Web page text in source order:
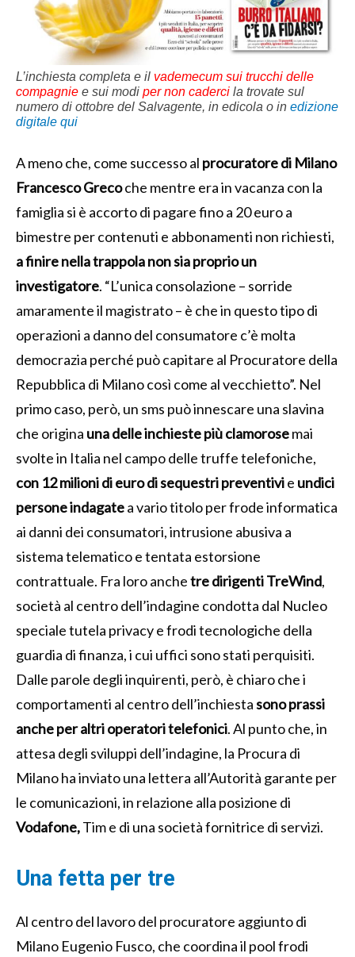
L’inchiesta completa e il vademecum sui trucchi delle
compagnie e sui modi per non caderci la trovate sul
numero di ottobre del Salvagente, in edicola o in edizione
digitale qui
A meno che, come successo al procuratore di Milano
Francesco Grecoche mentre era in vacanza con la
famiglia si è accorto di pagare fino a 20 euro a
bimestre per contenuti e abbonamenti non richiesti,
a finire nella trappola non sia proprio un
investigatore. “L’unica consolazione – sorride
amaramente il magistrato – è che in questo tipo di
operazioni a danno del consumatore c’è molta
democrazia perché può capitare al Procuratore della
Repubblica di Milano così come al vecchietto”. Nel
primo caso, però, un sms può innescare una slavina
che origina una delle inchieste più clamorosemai
svolte in Italia nel campo delle truffe telefoniche,
con 12 milioni di euro di sequestri preventivie undici
persone indagatea vario titolo per frode informatica
ai danni dei consumatori, intrusione abusiva a
sistema telematico e tentata estorsione
contrattuale. Fra loro anchetre dirigenti TreWind,
società al centro dell’indagine condotta dal Nucleo
speciale tutela privacy e frodi tecnologiche della
guardia di finanza, i cui uffici sono stati perquisiti.
Dalle parole degli inquirenti, però, è chiaro che i
comportamenti al centro dell’inchiestasono prassi
anche per altri operatori telefonici. Al punto che, in
attesa degli sviluppi dell’indagine, la Procura di
Milano ha inviato una lettera all’Autorità garante per
le comunicazioni, in relazione alla posizione di
Vodafone,Tim e di una società fornitrice di servizi.
Una fetta per tre
Al centro del lavoro del procuratore aggiunto di
Milano Eugenio Fusco, che coordina il pool frodi